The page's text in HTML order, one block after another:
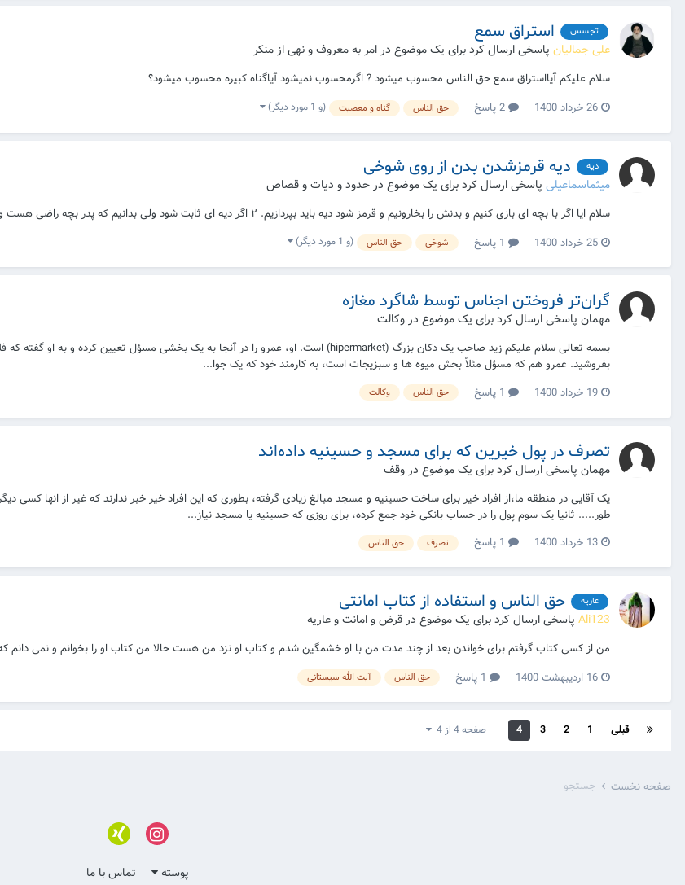
تجسس استراق سمع
علی جمالیان پاسخی ارسال کرد برای یک موضوع درامر به معروف و نهی از منکر
سلام علیکم آیااستراق سمع حق الناس محسوب میشود ? اگرمحسوب نمیشود آیاگناه کبیره محسوب میشود؟
26 خرداد 1400
حق الناس گناه و معصیت (و 1 مورد دیگر)
دیه دیه قرمزشدن بدن از روی شوخی
میثماسماعیلی پاسخی ارسال کرد برای یک موضوع در حدود و دیات و قصاص
سلام ایا اگر با بچه ای بازی کنیم و بدنش را بخارونیم و قرمز شود دیه باید بپردازیم. ۲ اگر دیه ای ثابت شود ولی بدانیم که پدر بچه راضی هست و بچه هم وقتی بزرگ شود راضی خواهد بود. ایا باز باید دیه پرداخت شود؟
25 خرداد 1400
شوخی حق الناس (و 1 مورد دیگر)
گران‌تر فروختن اجناس توسط شاگرد مغازه
مهمان پاسخی ارسال کرد برای یک موضوع در وکالت
بفروشید. عمرو هم که مسؤل مثلاً بخش میوه ها و سبزیجات است، به کارمند خود که یک جوا...
19 خرداد 1400
حق الناس وکالت
تصرف در پول خیرین که برای مسجد و حسینیه داده‌اند
مهمان پاسخی ارسال کرد برای یک موضوع در وقف
یک آقایی در منطقه ما،از افراد خیر برای ساخت حسینیه و مسجد مبالغ زیادی گرفته، بطوری که این افراد خیر خبر ندارند که غیر از انها کسی
طور..... ثانیا یک سوم پول را در حساب بانکی خود جمع کرده، برای روزی که حسینیه یا مسجد نیاز...
13 خرداد 1400
تصرف حق الناس
عاریه حق الناس و استفاده از کتاب امانتی
Ali123 پاسخی ارسال کرد برای یک موضوع در قرض و امانت و عاریه
من از کسی کتاب گرفتم برای خواندن بعد از چند مدت من با او خشمگین شدم و کتاب او نزد من هست حالا من کتاب او را بخوانم و نمی دانم
16 اردیبهشت 1400
حق الناس آیت الله سیستانی
قبلی 1
2
3
4 صفحه 4 از 4
صفحه نخست جستجو
پوسته تماس با ما